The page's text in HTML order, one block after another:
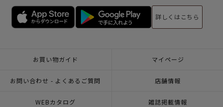
詳しくはこちら
お買い物ガイド マイページ
お問い合わせ - よくあるご質問 店舗情報
WEBカタログ 雑誌掲載情報